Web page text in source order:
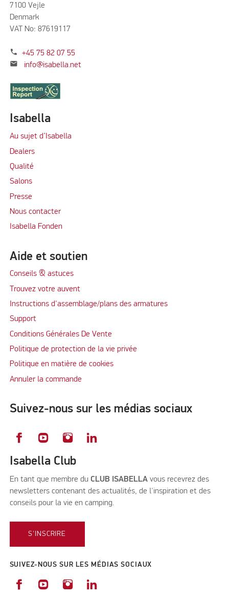
7100 Vejle
Denmark
VAT No: 87619117
phone +45 75 82 07 55
mail info@isabella.net
Isabella
Au sujet d’Isabella
Dealers
Qualité
Salons
Presse
Nous contacter
Isabella Fonden
Aide et soutien
Conseils & astuces
Trouvez votre auvent
Instructions d'assemblage/plans des armatures
Support
Conditions Générales De Vente
Politique de protection de la vie privée
Politique en matière de cookies
Annuler la commande
Suivez-nous sur les médias sociaux
Isabella Club
En tant que membre du CLUB ISABELLA vous recevrez des
newsletters contenant des actualités, de l'inspiration et des
conseils pour la vie en camping.
S'INSCRIRE
SUIVEZ-NOUS SUR LES MÉDIAS SOCIAUX